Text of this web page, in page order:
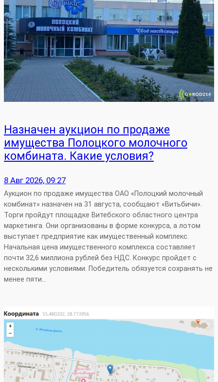
Назначен аукцион по продаже
имущества Полоцкого молочного
комбината. Какие условия?
8 Авг 2026, 09:27
Аукцион по продаже имущества ОАО «Полоцкий молочный
комбинат» назначен на 31 августа, сообщают «Витьбичи».
Торги пройдут площадке Витебского областного центра
маркетинга. Они организованы в форме конкурса, а лотом
выступает предприятие как имущественный комплекс.
Начальная цена имущественного комплекса составляет
почти 32,6 миллиона рублей без НДС. Конкурс пройдет с
несколькими условиями. Победитель обязуется сохранять не
менее пяти…